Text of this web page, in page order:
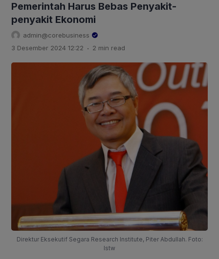
Pemerintah Harus Bebas Penyakit-
penyakit Ekonomi
admin@corebusiness
3 Desember 2024 12:22 . 2 min read
Direktur Eksekutif Segara Research Institute, Piter Abdullah. Foto:
Istw